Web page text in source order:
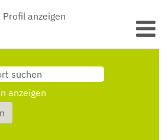
Profil anzeigen
anzeigen